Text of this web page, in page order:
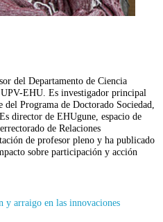
del Departamento de Ciencia
EHU. Es investigador principal
Programa de Doctorado Sociedad,
director de EHUgune, espacio de
de Relaciones
de profesor pleno y ha publicado
sobre participación y acción
arraigo en las innovaciones